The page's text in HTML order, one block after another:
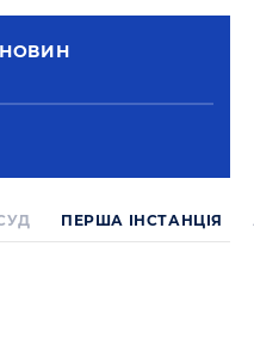
ПЕРША IНСТАНЦIЯ